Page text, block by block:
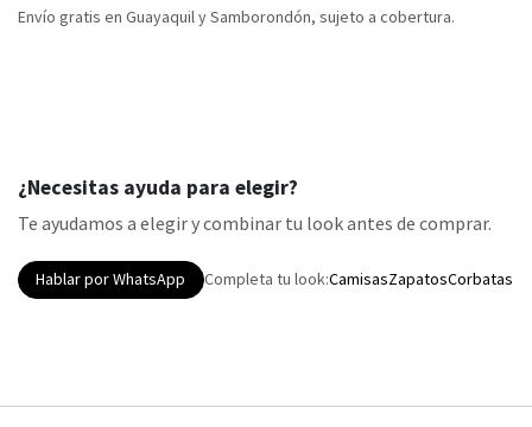
Envío gratis en Guayaquil y Samborondón, sujeto a cobertura.
¿Necesitas ayuda para elegir?
Te ayudamos a elegir y combinar tu look antes de comprar.
Hablar por WhatsApp Completa tu look:CamisasZapatosCorbatas